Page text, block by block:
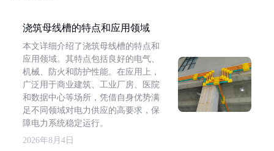
浇筑母线槽的特点和应用领域
本文详细介绍了浇筑母线槽的特点和
应用领域。其特点包括良好的电气、
机械、防火和防护性能。在应用上，
广泛用于商业建筑、工业厂房、医院
和数据中心等场所，凭借自身优势满
足不同领域对电力供应的高要求，保
障电力系统稳定运行。
2026年8月4日